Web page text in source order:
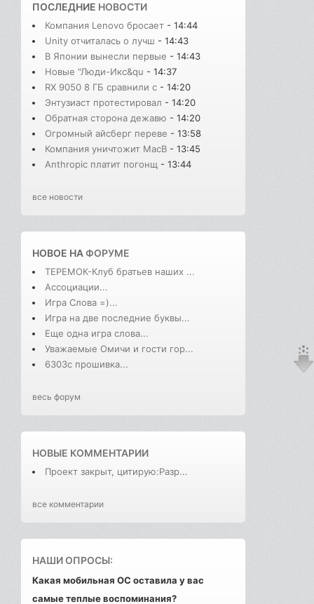
ПОСЛЕДНИЕ НОВОСТИ
Компания Lenovo бросает - 14:44
Unity отчиталась о лучш - 14:43
В Японии вынесли первые - 14:43
Новые "Люди-Икс&qu - 14:37
RX 9050 8 ГБ сравнили с - 14:20
Энтузиаст протестировал - 14:20
Обратная сторона дежавю - 14:20
Огромный айсберг переве - 13:58
Компания уничтожит MacB - 13:45
Anthropic платит погонщ - 13:44
все новости
НОВОЕ НАФОРУМЕ
ТЕРЕМОК-Клуб братьев наших ...
Ассоциации...
Игра Слова =)...
Игра на две последние буквы...
Еще одна игра слова...
Уважаемые Омичи и гости гор...
6303с прошивка...
весь форум
НОВЫЕ КОММЕНТАРИИ
Проект закрыт, цитирую:Разр...
все комментарии
НАШИ ОПРОСЫ:
Какая мобильная ОС оставила у вас
самые теплые воспоминания?